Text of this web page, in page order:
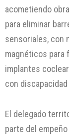
acometiendo
para eliminar
sensoriales, con
magnéticos para
implantes
con
El delegado
parte del